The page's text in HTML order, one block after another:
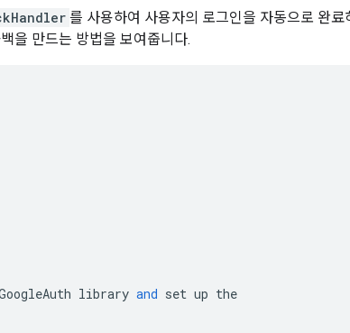
를 사용하여 사용자의 로그인을 자동으로 완료
을 만드는 방법을 보여줍니다.
library and set up the